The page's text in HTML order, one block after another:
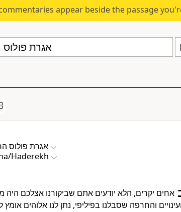
appear beside the passage
אגרת פולוס
Haderekh
אחים יקרים, הלא יודעים אתם שביקורנו אצלכם היה
והחרפה שסבלנו בפיליפי, נתן לנו אלוהים